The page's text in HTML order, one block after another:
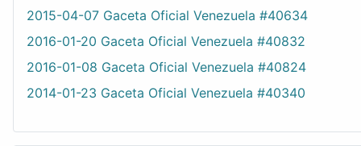
2015-04-07 Gaceta Oficial Venezuela #40634
2016-01-20 Gaceta Oficial Venezuela #40832
2016-01-08 Gaceta Oficial Venezuela #40824
2014-01-23 Gaceta Oficial Venezuela #40340